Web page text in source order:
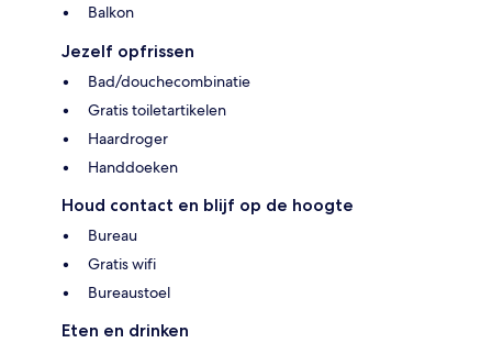
Balkon
Jezelf opfrissen
Bad/douchecombinatie
Gratis toiletartikelen
Haardroger
Handdoeken
Houd contact en blijf op de hoogte
Bureau
Gratis wifi
Bureaustoel
Eten en drinken